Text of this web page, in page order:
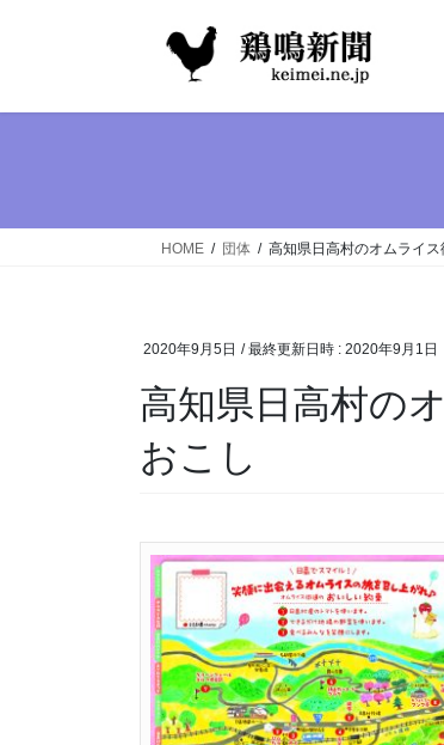
HOME 団体 高知県日高村のオムライ
2020年9月5日 / 最終更新日時 : 2020年9月1日
高知県日高村の
おこし